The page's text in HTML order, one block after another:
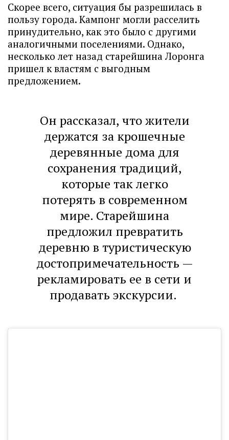
Скорее всего, ситуация бы разрешилась в
пользу города. Кампонг могли расселить
принудительно, как это было с другими
аналогичными поселениями. Однако,
несколько лет назад старейшина Лоронга
пришел к властям с выгодным
предложением.
Он рассказал, что жители
держатся за крошечные
деревянные дома для
сохранения традиций,
которые так легко
потерять в современном
мире. Старейшина
предложил превратить
деревню в туристическую
достопримечательность —
рекламировать ее в сети и
продавать экскурсии.